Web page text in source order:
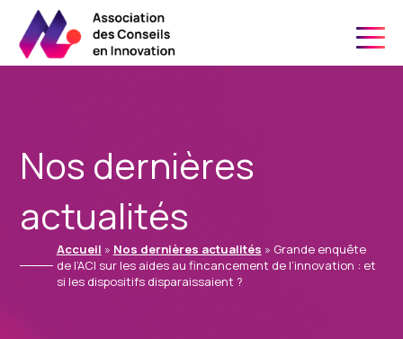
06 21 24 34 91
Nos dernières
actualités
Accueil » Nos dernières actualités » Grande enquête
de l’ACI sur les aides au fincancement de l’innovation : et
si les dispositifs disparaissaient ?